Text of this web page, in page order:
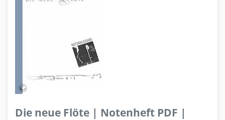
Die neue Flöte | Notenheft PDF |